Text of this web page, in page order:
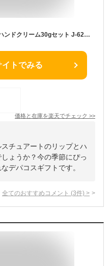
ジルスチュアート リップマスク＆ハンドクリーム30gセット J-62 出産祝い 内祝い お返し 記念品 誕生日 退職祝い セットギフト プレゼント お祝い 贈り物 贈答用 お礼 かわいい きれい ありがとう 感謝 母の日 お母さん お義母さん ギフト プレゼント お祝い 贈り物
トでみる
価格と在庫を楽天でチェック >>
チュアートのリップとハ
ょうか？今の季節にぴっ
デパコスギフトです。
全てのおすすめコメント (3件) >